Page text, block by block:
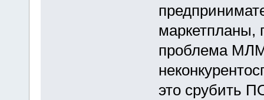
маркетпланы,
проблема
это срубить